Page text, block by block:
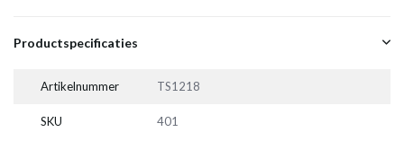
Productspecificaties
Artikelnummer TS1218
SKU 401